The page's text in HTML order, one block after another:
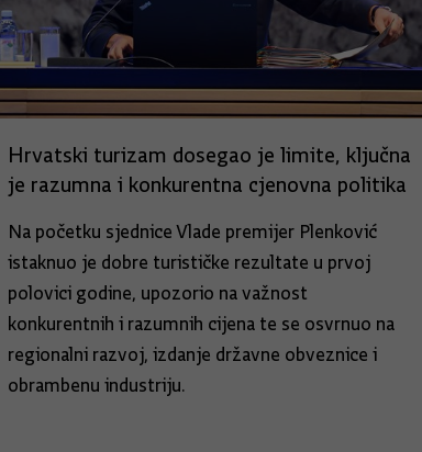
Hrvatski turizam dosegao je limite, ključna
je razumna i konkurentna cjenovna politika
Na početku sjednice Vlade premijer Plenković
istaknuo je dobre turističke rezultate u prvoj
polovici godine, upozorio na važnost
konkurentnih i razumnih cijena te se osvrnuo na
regionalni razvoj, izdanje državne obveznice i
obrambenu industriju.